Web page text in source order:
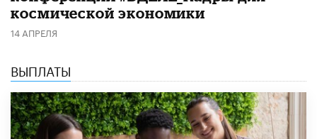
космической экономики
14 АПРЕЛЯ
ВЫПЛАТЫ